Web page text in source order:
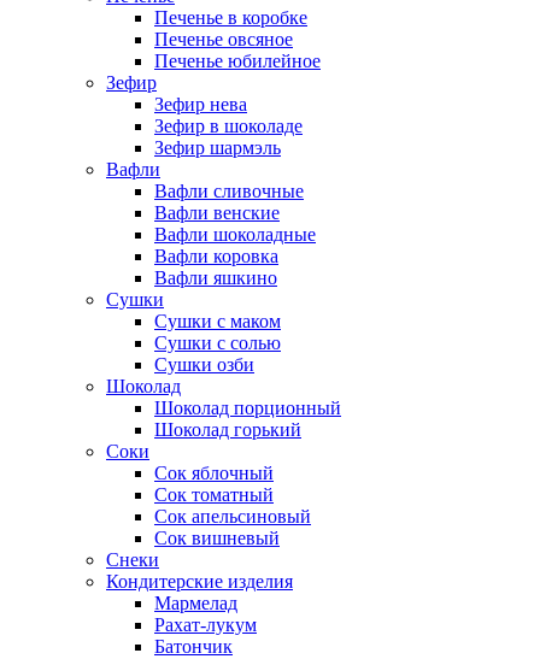
Печенье в коробке
Печенье овсяное
Печенье юбилейное
Зефир
Зефир нева
Зефир в шоколаде
Зефир шармэль
Вафли
Вафли сливочные
Вафли венские
Вафли шоколадные
Вафли коровка
Вафли яшкино
Сушки
Сушки с маком
Сушки с солью
Сушки озби
Шоколад
Шоколад порционный
Шоколад горький
Соки
Сок яблочный
Сок томатный
Сок апельсиновый
Сок вишневый
Снеки
Кондитерские изделия
Мармелад
Рахат-лукум
Батончик